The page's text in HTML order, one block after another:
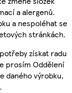
a alergenů.
a nespoléhat se
stránkách.
získat radu
prosím Oddělení
daného výrobku,